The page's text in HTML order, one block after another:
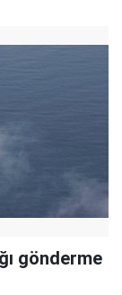
gönderme